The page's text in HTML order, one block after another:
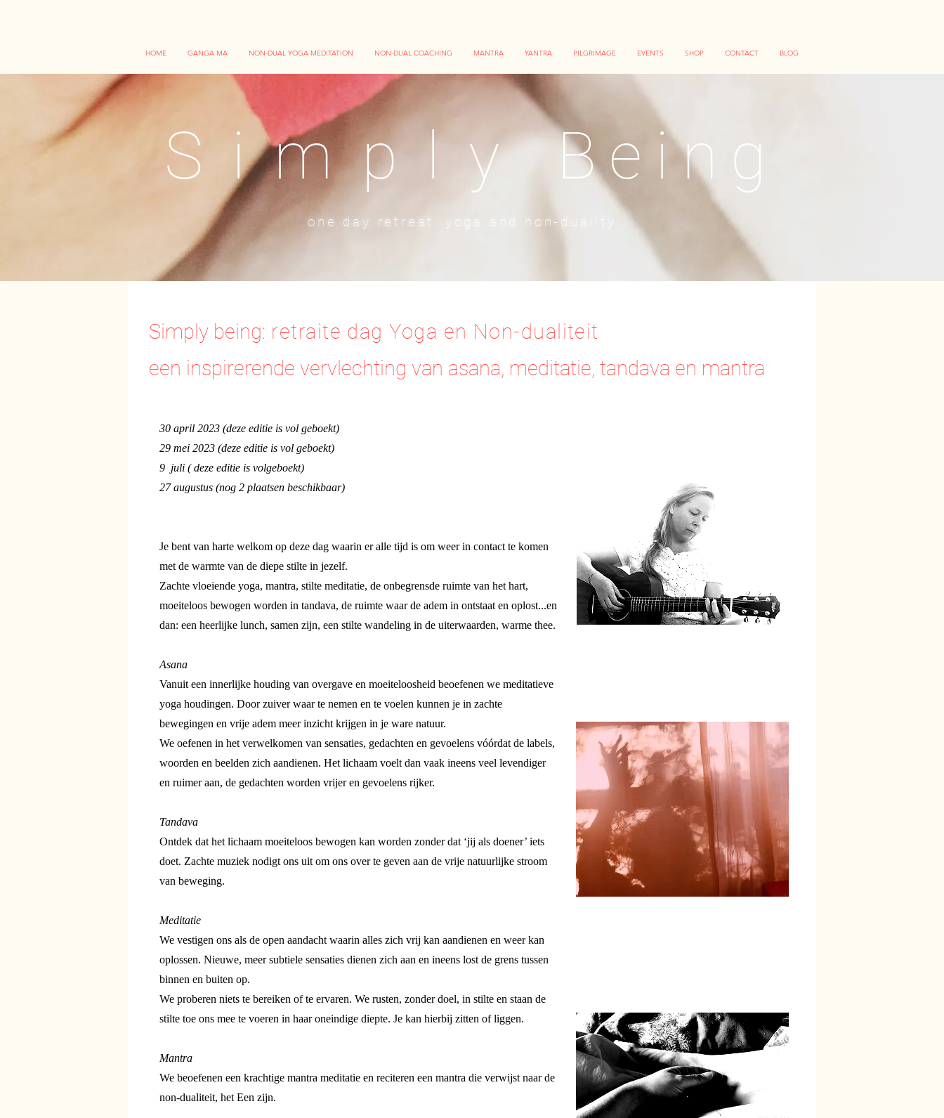
HOME GANGA MA NON-DUAL YOGA MEDITATION NON-DUAL COACHING MANTRA YANTRA PILGRIMAGE EVENTS SHOP CONTACT BLOG
SimplyBeing
one day retreat: yoga and non-duality
Simply being: retraite dag Yoga en Non-dualiteit
een inspirerende vervlechting van asana, meditatie, tandava en mantra
30 april 2023 (deze editie is vol geboekt)
29 mei 2023 (deze editie is vol geboekt)
9 juli ( deze editie is volgeboekt)
27 augustus (nog 2 plaatsen beschikbaar)
Je bent van harte welkom op deze dag waarin er alle tijd is om weer in contact te komen
met de warmte van de diepe stilte in jezelf.
Zachte vloeiende yoga, mantra, stilte meditatie, de onbegrensde ruimte van het hart,
moeiteloos bewogen worden in tandava, de ruimte waar de adem in ontstaat en oplost...en
dan: een heerlijke lunch, samen zijn, een stilte wandeling in de uiterwaarden, warme thee.
Asana
Vanuit een innerlijke houding van overgave en moeiteloosheid beoefenen we meditatieve
yoga houdingen. Door zuiver waar te nemen en te voelen kunnen je in zachte
bewegingen en vrije adem meer inzicht krijgen in je ware natuur.
We oefenen in het verwelkomen van sensaties, gedachten en gevoelens vóórdat de labels,
woorden en beelden zich aandienen. Het lichaam voelt dan vaak ineens veel levendiger
en ruimer aan, de gedachten worden vrijer en gevoelens rijker.
Tandava
Ontdek dat het lichaam moeiteloos bewogen kan worden zonder dat ‘jij als doener’ iets
doet. Zachte muziek nodigt ons uit om ons over te geven aan de vrije natuurlijke stroom
van beweging.
Meditatie
We vestigen ons als de open aandacht waarin alles zich vrij kan aandienen en weer kan
oplossen. Nieuwe, meer subtiele sensaties dienen zich aan en ineens lost de grens tussen
binnen en buiten op.
We proberen niets te bereiken of te ervaren. We rusten, zonder doel, in stilte en staan de
stilte toe ons mee te voeren in haar oneindige diepte. Je kan hierbij zitten of liggen.
Mantra
We beoefenen een krachtige mantra meditatie en reciteren een mantra die verwijst naar de
non-dualiteit, het Een zijn.